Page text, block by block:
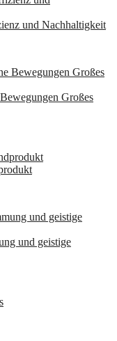
und Nachhaltigkeit
Großes
und geistige